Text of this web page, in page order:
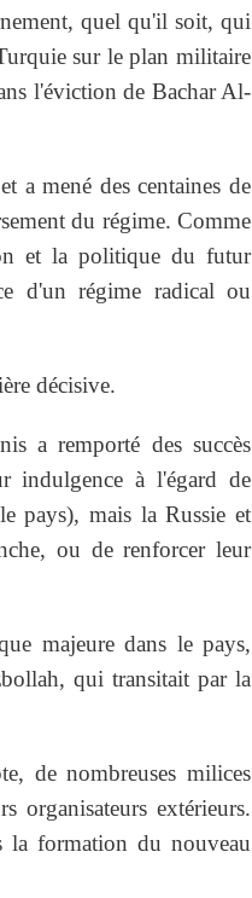
quel qu'il soit, qui
sur le plan militaire
l'éviction de Bachar Al-
a mené des centaines de
du régime. Comme
et la politique du futur
d'un régime radical ou
décisive.
a remporté des succès
indulgence à l'égard de
pays), mais la Russie et
ou de renforcer leur
majeure dans le pays,
qui transitait par la
de nombreuses milices
organisateurs extérieurs.
la formation du nouveau